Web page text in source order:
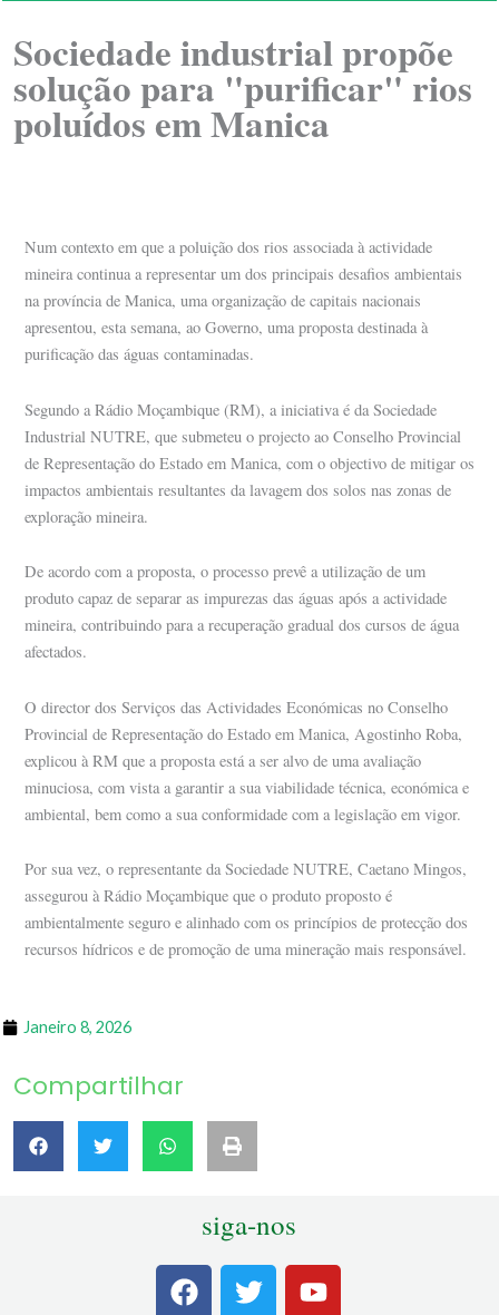
Sociedade industrial propõe
solução para "purificar" rios
poluídos em Manica
Num contexto em que a poluição dos rios associada à actividade
mineira continua a representar um dos principais desafios ambientais
na província de Manica, uma organização de capitais nacionais
apresentou, esta semana, ao Governo, uma proposta destinada à
purificação das águas contaminadas.
Segundo a Rádio Moçambique (RM), a iniciativa é da Sociedade
Industrial NUTRE, que submeteu o projecto ao Conselho Provincial
de Representação do Estado em Manica, com o objectivo de mitigar os
impactos ambientais resultantes da lavagem dos solos nas zonas de
exploração mineira.
De acordo com a proposta, o processo prevê a utilização de um
produto capaz de separar as impurezas das águas após a actividade
mineira, contribuindo para a recuperação gradual dos cursos de água
afectados.
O director dos Serviços das Actividades Económicas no Conselho
Provincial de Representação do Estado em Manica, Agostinho Roba,
explicou à RM que a proposta está a ser alvo de uma avaliação
minuciosa, com vista a garantir a sua viabilidade técnica, económica e
ambiental, bem como a sua conformidade com a legislação em vigor.
Por sua vez, o representante da Sociedade NUTRE, Caetano Mingos,
assegurou à Rádio Moçambique que o produto proposto é
ambientalmente seguro e alinhado com os princípios de protecção dos
recursos hídricos e de promoção de uma mineração mais responsável.
Janeiro 8, 2026
Compartilhar
siga-nos
F
a
T
w
Y
o